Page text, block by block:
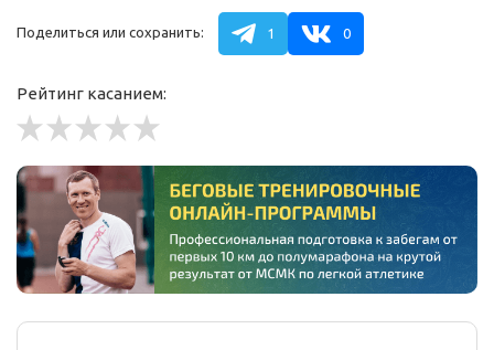
Поделиться или сохранить: 1 0
Рейтинг касанием: